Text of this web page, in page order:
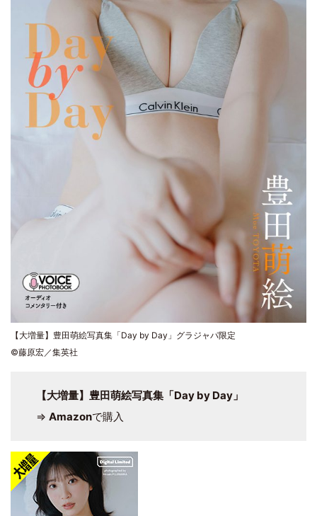
【大増量】豊田萌絵写真集「Day by Day」グラジャパ限定
©藤原宏／集英社
【大増量】豊田萌絵写真集「Day by Day」
⇒ Amazonで購入